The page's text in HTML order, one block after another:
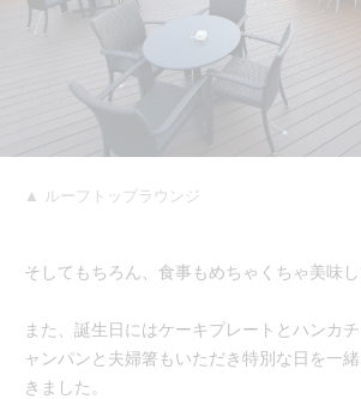
▲ ルーフトップラウンジ
そしてもちろん、食事もめちゃくちゃ美味し
また、誕生日にはケーキプレートとハンカ
ャンパンと夫婦箸もいただき特別な日を一
きました。